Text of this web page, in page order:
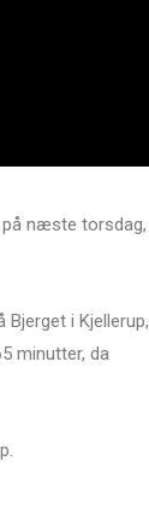
på næste torsdag,
i Kjellerup,
minutter, da